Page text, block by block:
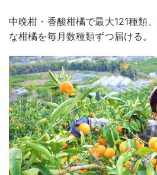
中晩柑・香酸柑橘で最大121種類
な柑橘を毎月数種類ずつ届ける。